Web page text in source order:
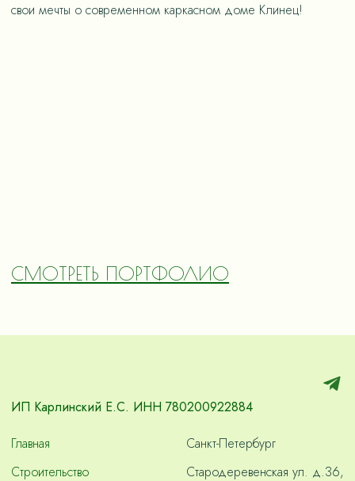
свои мечты о современном каркасном доме Клинец!
СМОТРЕТЬ ПОРТФОЛИО
ИП Карлинский Е.С. ИНН 780200922884
Главная
Строительство
Санкт-Петербург
Стародеревенская ул. д.36,